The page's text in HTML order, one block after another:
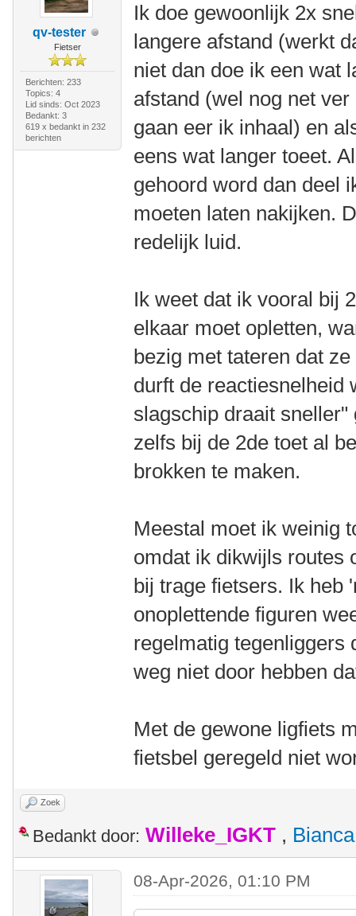
qv-tester
Fietser
Berichten: 233
Topics: 4
Lid sinds: Oct 2023
Bedankt: 3
619 x bedankt in 232
berichten
Ik doe gewoonlijk 2x
langere afstand (werkt
niet dan doe ik een wat
afstand (wel nog net
gaan eer ik inhaal) en
eens wat langer toeet.
gehoord word dan deel
moeten laten nakijken.
redelijk luid.
Ik weet dat ik vooral bij
elkaar moet opletten,
bezig met tateren dat
durft de reactiesnelheid
slagschip draait
zelfs bij de 2de toet al
brokken te maken.
Meestal moet ik weinig
omdat ik dikwijls routes
bij trage fietsers. Ik heb
onoplettende figuren
regelmatig tegenliggers
weg niet door hebben
Met de gewone ligfiets
fietsbel geregeld niet
Zoek
Bedankt door: Willeke_IGKT ,
08-Apr-2026, 01:10 PM